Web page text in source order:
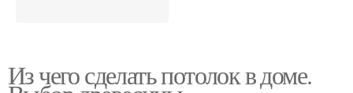
Из чего сделать потолок в доме.